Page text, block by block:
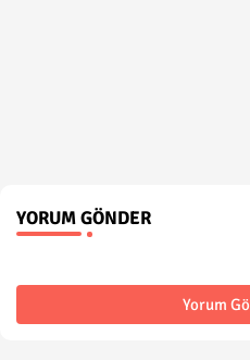
YORUM GÖNDER
Yorum